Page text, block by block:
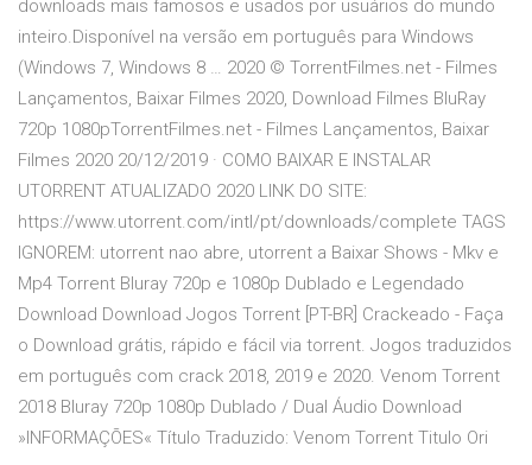
downloads mais famosos e usados por usuários do mundo
inteiro.Disponível na versão em português para Windows
(Windows 7, Windows 8 … 2020 © TorrentFilmes.net - Filmes
Lançamentos, Baixar Filmes 2020, Download Filmes BluRay
720p 1080pTorrentFilmes.net - Filmes Lançamentos, Baixar
Filmes 2020 20/12/2019 · COMO BAIXAR E INSTALAR
UTORRENT ATUALIZADO 2020 LINK DO SITE:
https://www.utorrent.com/intl/pt/downloads/complete TAGS
IGNOREM: utorrent nao abre, utorrent a Baixar Shows - Mkv e
Mp4 Torrent Bluray 720p e 1080p Dublado e Legendado
Download Download Jogos Torrent [PT-BR] Crackeado - Faça
o Download grátis, rápido e fácil via torrent. Jogos traduzidos
em português com crack 2018, 2019 e 2020. Venom Torrent
2018 Bluray 720p 1080p Dublado / Dual Áudio Download
»INFORMAÇÕES« Título Traduzido: Venom Torrent Titulo Ori